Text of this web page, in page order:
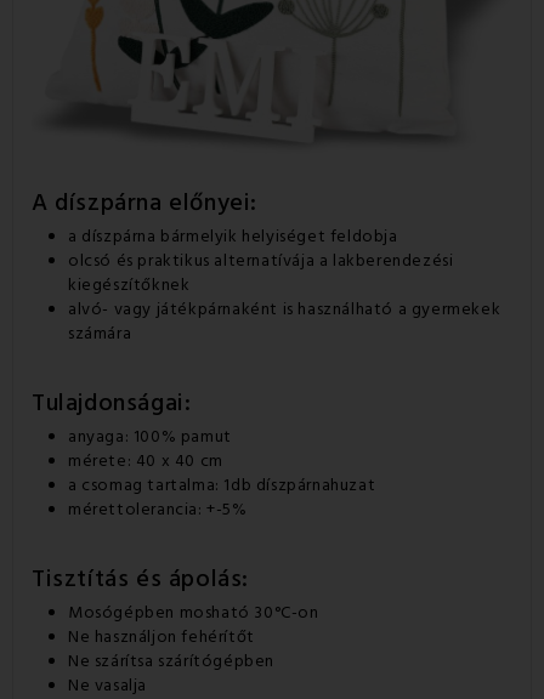
A díszpárna előnyei:
a díszpárna bármelyik helyiséget feldobja
olcsó és praktikus alternatívája a lakberendezési
kiegészítőknek
alvó- vagy játékpárnaként is használható a gyermekek
számára
Tulajdonságai:
anyaga: 100% pamut
mérete: 40 x 40 cm
a csomag tartalma: 1db díszpárnahuzat
mérettolerancia: +-5%
Tisztítás és ápolás:
Mosógépben mosható 30°C-on
Ne használjon fehérítőt
Ne szárítsa szárítógépben
Ne vasalja